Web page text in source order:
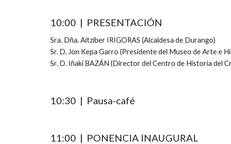
10:00  |  PRESENTACIÓN
Sra. Dña. Aitziber IRIGORAS (Alcaldesa de Durango)
Sr. D. Jon Kepa Garro (Presidente del Museo de Arte e
Sr. D. Iñaki BAZÁN (Director del Centro de Historia del
10:30  |  Pausa-café
11:00  |  PONENCIA INAUGURAL